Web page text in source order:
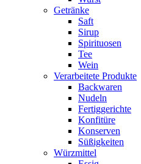
Getränke
Saft
Sirup
Spirituosen
Tee
Wein
Verarbeitete Produkte
Backwaren
Nudeln
Fertiggerichte
Konfitüre
Konserven
Süßigkeiten
Würzmittel